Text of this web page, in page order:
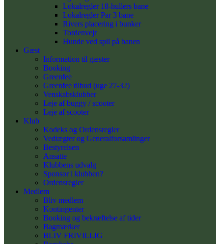
Lokalregler 18-hullers bane
Lokalregler Par 3 bane
Rivers placering i bunker
Tordenvejr
Hunde ved spil på banen
Gæst
Information til gæster
Booking
Greenfee
Greenfee tilbud (uge 27-32)
Venskabsklubber
Leje af buggy / scooter
Leje af scooter
Klub
Kodeks og Ordensregler
Vedtægter og Generalforsamlinger
Bestyrelsen
Ansatte
Klubbens udvalg
Sponsor i klubben?
Ordensregler
Medlem
Bliv medlem
Kontingenter
Booking og bekræftelse af tider
Bagmærker
BLIV FRIVILLIG